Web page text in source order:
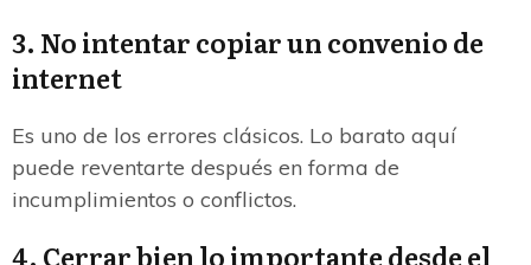
3. No intentar copiar un convenio de
internet
Es uno de los errores clásicos. Lo barato aquí
puede reventarte después en forma de
incumplimientos o conflictos.
4. Cerrar bien lo importante desde el